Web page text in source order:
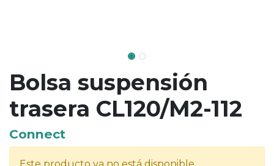
Bolsa suspensión
trasera CL120/M2-112
Connect